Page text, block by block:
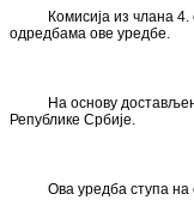
Комисија из члана
одредбама ове уредбе.
На основу
Републике Србије.
Ова уредба ступа на